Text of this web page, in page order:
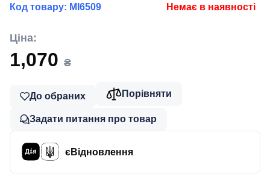
Код товару: MI6509 Немає в наявності
Ціна:
1,070 ₴
До обраних Порівняти
Задати питання про товар
єВідновлення